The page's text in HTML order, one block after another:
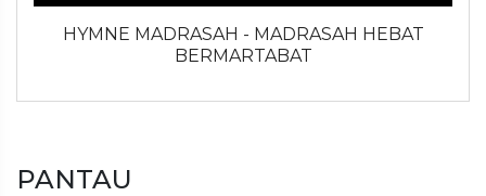
HYMNE MADRASAH - MADRASAH HEBAT
BERMARTABAT
PANTAU